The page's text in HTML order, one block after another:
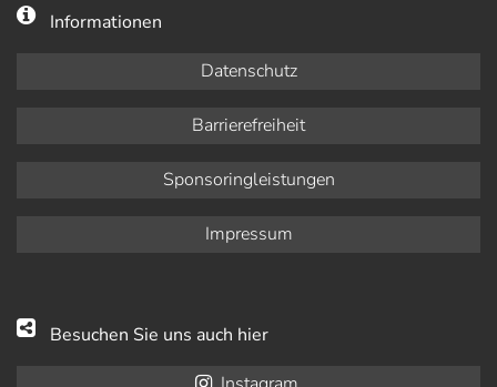
Informationen
Datenschutz
Barrierefreiheit
Sponsoringleistungen
Impressum
Besuchen Sie uns auch hier